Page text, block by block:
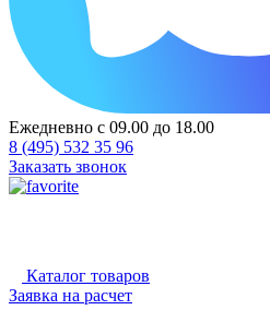
Ежедневно с 09.00 до 18.00
8 (495) 532 35 96
Заказать звонок
Каталог товаров
Заявка на расчет